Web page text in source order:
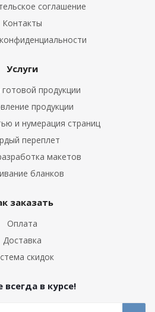
соглашение
Контакты
Услуги
продукции
продукции
и нумерация страниц
переплет
макетов
бланков
заказать
Оплата
Доставка
скидок
всегда в курсе!